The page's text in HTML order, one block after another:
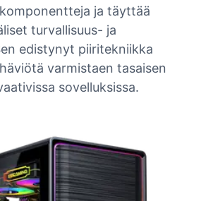
ja täyttää
turvallisuus- ja
edistynyt piiritekniikka
varmistaen tasaisen
sovelluksissa.